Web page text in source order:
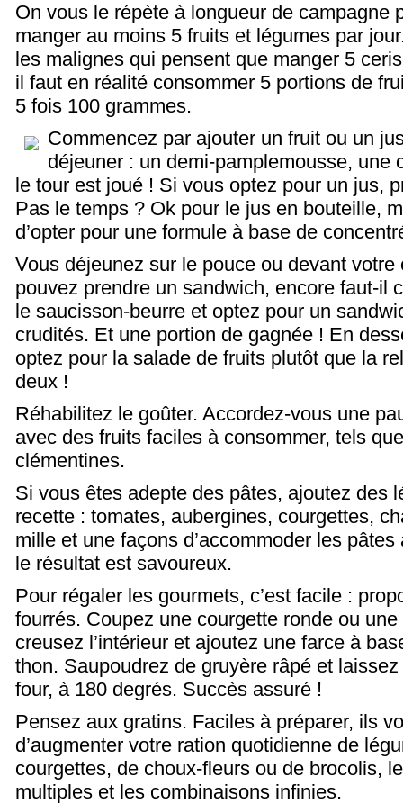
On vous le répète à longueur de campagne
manger au moins 5 fruits et légumes par
les malignes qui pensent que manger 5
il faut en réalité consommer 5 portions de
5 fois 100 grammes.
Commencez par ajouter un fruit ou un
déjeuner : un demi-pamplemousse, une
le tour est joué ! Si vous optez pour un jus,
Pas le temps ? Ok pour le jus en bouteille,
d’opter pour une formule à base de
Vous déjeunez sur le pouce ou devant votre
pouvez prendre un sandwich, encore faut-il
le saucisson-beurre et optez pour un
crudités. Et une portion de gagnée ! En
optez pour la salade de fruits plutôt que la
deux !
Réhabilitez le goûter. Accordez-vous une
avec des fruits faciles à consommer, tels
clémentines.
Si vous êtes adepte des pâtes, ajoutez des
recette : tomates, aubergines, courgettes,
mille et une façons d’accommoder les
le résultat est savoureux.
Pour régaler les gourmets, c’est facile :
fourrés. Coupez une courgette ronde ou
creusez l’intérieur et ajoutez une farce à
thon. Saupoudrez de gruyère râpé et
four, à 180 degrés. Succès assuré !
Pensez aux gratins. Faciles à préparer, ils
d’augmenter votre ration quotidienne de
courgettes, de choux-fleurs ou de brocolis,
multiples et les combinaisons infinies.